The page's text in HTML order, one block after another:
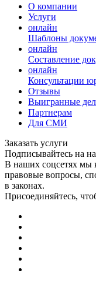
О компании
Услуги
онлайн
Шаблоны
онлайн
Составление
онлайн
Консультации
Отзывы
Выигранные
Партнерам
Для СМИ
Заказать услуги
Подписывайтесь на
В наших соцсетях мы
правовые вопросы,
в законах.
Присоединяйтесь,